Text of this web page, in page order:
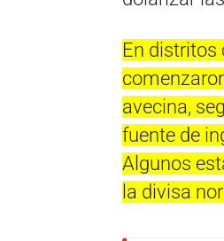
En distritos
avecina,
fuente de
Algunos
la divisa